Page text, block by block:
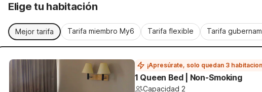
Elige tu habitación
Mejor tarifa Tarifa miembro My6 Tarifa flexible Tarifa
¡Apresúrate, solo quedan 3
1 Queen Bed | Non-Smoking
Capacidad 2